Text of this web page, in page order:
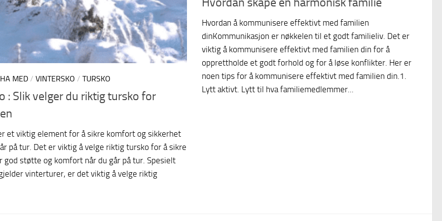
MED / VINTERSKO / TURSKO
: Slik velger du riktig tursko for
et viktig element for å sikre komfort og sikkerhet
på tur. Det er viktig å velge riktig tursko for å sikre
god støtte og komfort når du går på tur. Spesielt
vinterturer, er det viktig å velge riktig
Hvordan å kommunisere effektivt med familien
dinKommunikasjon er nøkkelen til et godt familieliv. Det er
viktig å kommunisere effektivt med familien din for å
opprettholde et godt forhold og for å løse konflikter. Her er
noen tips for å kommunisere effektivt med familien din.1.
Lytt aktivt. Lytt til hva familiemedlemmer...